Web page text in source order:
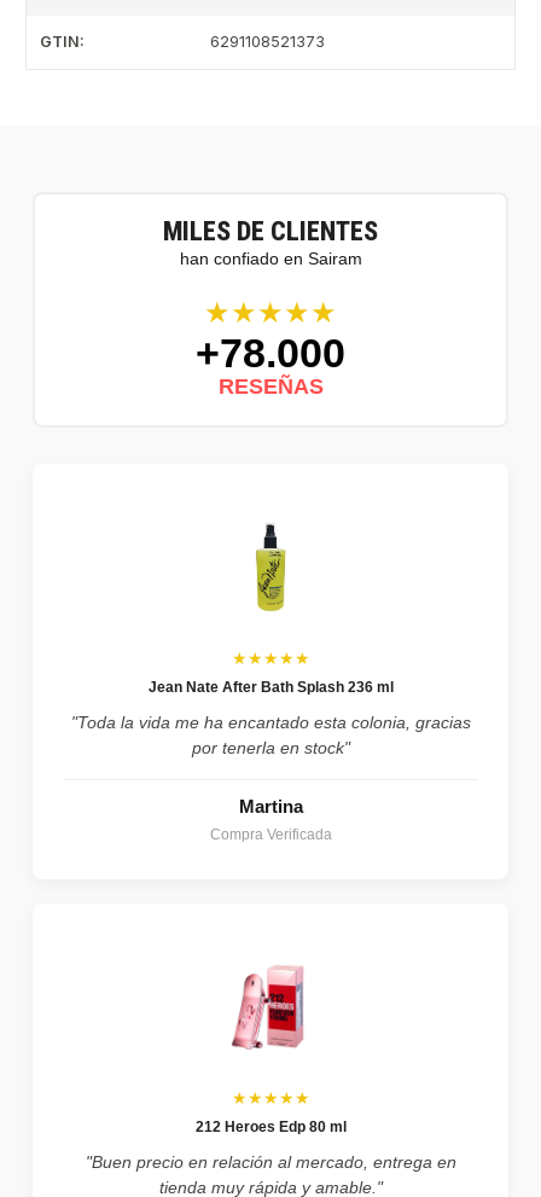
GTIN: 6291108521373
MILES DE CLIENTES
han confiado en Sairam
★★★★★
+78.000
RESEÑAS
★★★★★
Jean Nate After Bath Splash 236 ml
"Toda la vida me ha encantado esta colonia, gracias
por tenerla en stock"
Martina
Compra Verificada
★★★★★
212 Heroes Edp 80 ml
"Buen precio en relación al mercado, entrega en
tienda muy rápida y amable."